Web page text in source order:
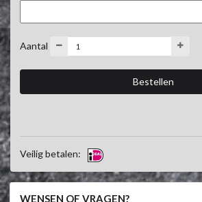
Aantal
Veilig betalen:
WENSEN OF VRAGEN?